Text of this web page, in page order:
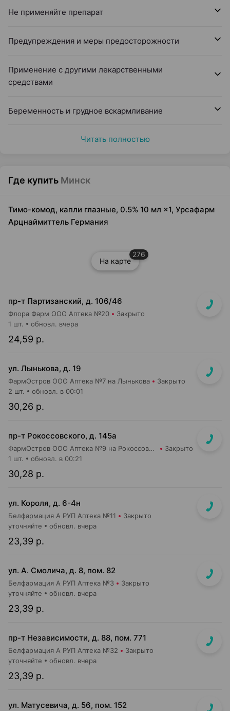
Не применяйте препарат
Предупреждения и меры предосторожности
Применение с другими лекарственными
средствами
Беременность и грудное вскармливание
Читать полностью
Где купить Минск
Тимо-комод, капли глазные, 0.5% 10 мл ×1, Урсафарм
Арцнаймиттель Германия
На карте
276
пр-т Партизанский, д. 106/46
Флора Фарм ООО Аптека №20 Закрыто
24,59 р.
1 шт. обновл. вчера
ул. Лынькова, д. 19
ФармОстров ООО Аптека №7 на Лынькова Закрыто
30,26 р.
2 шт. обновл. в 00:01
пр-т Рокоссовского, д. 145а
ФармОстров ООО Аптека №9 на Рокоссовского Закрыто
30,28 р.
1 шт. обновл. в 00:21
ул. Короля, д. 6-4н
Белфармация А РУП Аптека №11 Закрыто
23,39 р.
уточняйте обновл. вчера
ул. А. Смолича, д. 8, пом. 82
Белфармация А РУП Аптека №3 Закрыто
23,39 р.
уточняйте обновл. вчера
пр-т Независимости, д. 88, пом. 771
Белфармация А РУП Аптека №32 Закрыто
23,39 р.
уточняйте обновл. вчера
ул. Матусевича, д. 56, пом. 152